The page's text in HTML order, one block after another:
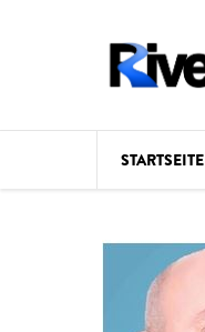
STARTSEITE